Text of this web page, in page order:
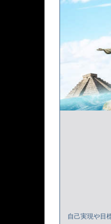
自己実現や目